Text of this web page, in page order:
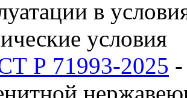
в
условия
Р 71993-2025